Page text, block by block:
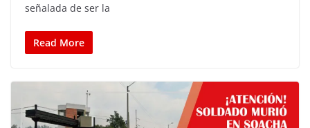
señalada de ser la
Read More